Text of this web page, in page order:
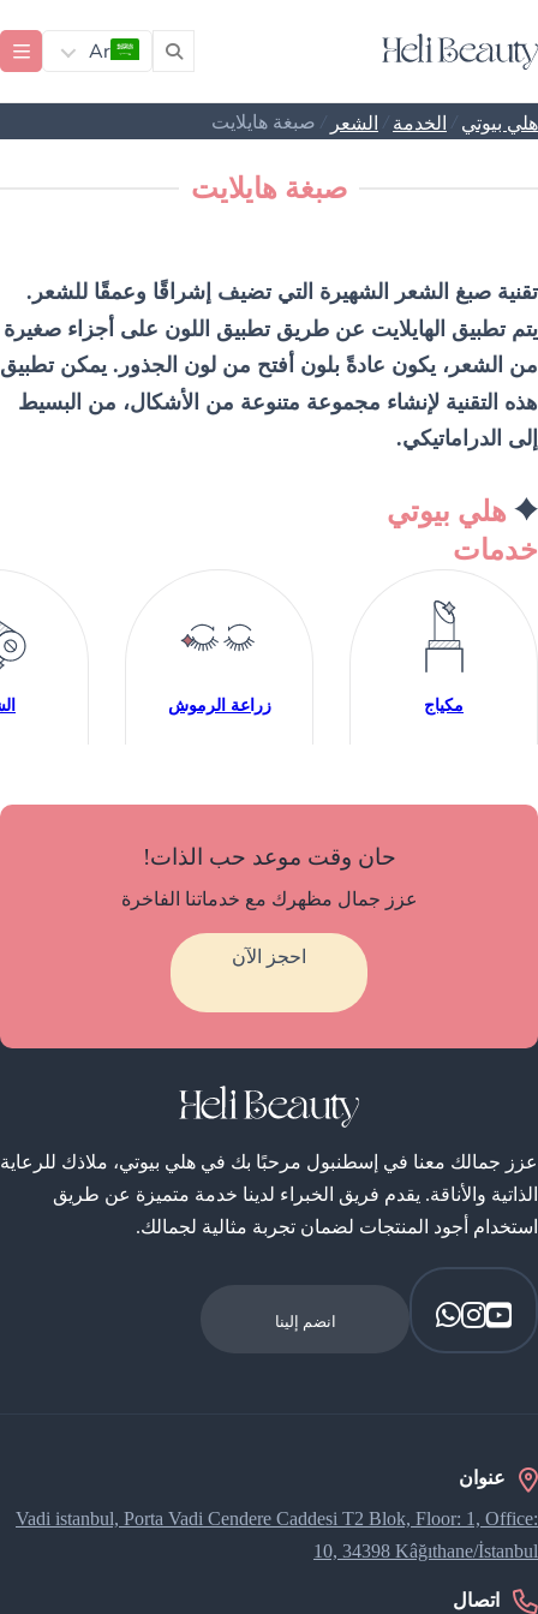
Ar
هلي بيوتي / الخدمة / الشعر / صبغة هايلايت
صبغة هايلايت
تقنية صبغ الشعر الشهيرة التي تضيف إشراقًا وعمقًا للشعر.
يتم تطبيق الهايلايت عن طريق تطبيق اللون على أجزاء صغيرة
من الشعر، يكون عادةً بلون أفتح من لون الجذور. يمكن تطبيق
هذه التقنية لإنشاء مجموعة متنوعة من الأشكال، من البسيط
إلى الدراماتيكي.
هلي بيوتي
خدمات
مكياج زراعة الرموش
حان وقت موعد حب الذات!
عزز جمال مظهرك مع خدماتنا الفاخرة
احجز الآن
عزز جمالك معنا في إسطنبول مرحبًا بك في هلي بيوتي، ملاذك للرعاية
الذاتية والأناقة. يقدم فريق الخبراء لدينا خدمة متميزة عن طريق
استخدام أجود المنتجات لضمان تجربة مثالية لجمالك.
انضم إلينا
عنوان
Vadi istanbul, Porta Vadi Cendere Caddesi​ T2 Blok, Floor: 1, Office:
10, 34398 Kâğıthane/İstanbul
اتصال